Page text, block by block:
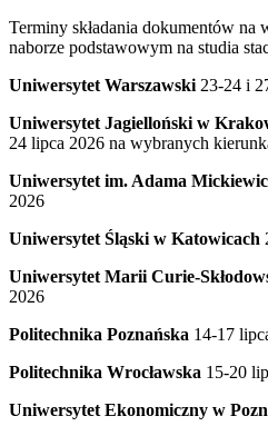
Terminy składania dokumentów na
naborze podstawowym na studia
Uniwersytet Warszawski 23-24 i
Uniwersytet Jagielloński w
24 lipca 2026 na wybranych
Uniwersytet im. Adama
2026
Uniwersytet Śląski w Katowicach
Uniwersytet Marii Curie-
2026
Politechnika Poznańska 14-17
Politechnika Wrocławska 15-20
Uniwersytet Ekonomiczny w